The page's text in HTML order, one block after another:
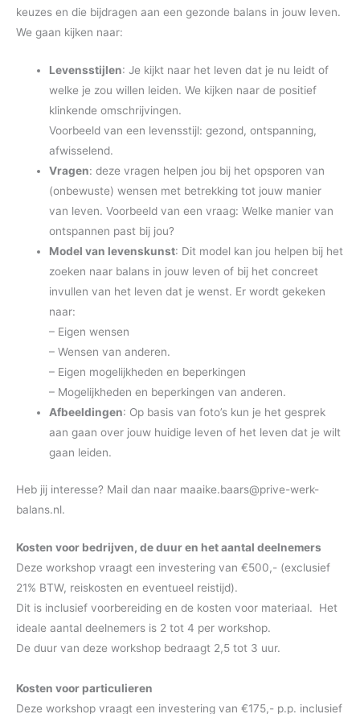
keuzes en die bijdragen aan een gezonde balans in jouw leven.
We gaan kijken naar:
Levensstijlen: Je kijkt naar het leven dat je nu leidt of
welke je zou willen leiden. We kijken naar de positief
klinkende omschrijvingen.
Voorbeeld van een levensstijl: gezond, ontspanning,
afwisselend.
Vragen: deze vragen helpen jou bij het opsporen van
(onbewuste) wensen met betrekking tot jouw manier
van leven. Voorbeeld van een vraag: Welke manier van
ontspannen past bij jou?
Model van levenskunst: Dit model kan jou helpen bij het
zoeken naar balans in jouw leven of bij het concreet
invullen van het leven dat je wenst. Er wordt gekeken
naar:
– Eigen wensen
– Wensen van anderen.
– Eigen mogelijkheden en beperkingen
– Mogelijkheden en beperkingen van anderen.
Afbeeldingen: Op basis van foto’s kun je het gesprek
aan gaan over jouw huidige leven of het leven dat je wilt
gaan leiden.
Heb jij interesse? Mail dan naar maaike.baars@prive-werk-
balans.nl.
Kosten voor bedrijven, de duur en het aantal deelnemers
Deze workshop vraagt een investering van €500,- (exclusief
21% BTW, reiskosten en eventueel reistijd).
Dit is inclusief voorbereiding en de kosten voor materiaal. Het
ideale aantal deelnemers is 2 tot 4 per workshop.
De duur van deze workshop bedraagt 2,5 tot 3 uur.
Kosten voor particulieren
Deze workshop vraagt een investering van €175,- p.p. inclusief